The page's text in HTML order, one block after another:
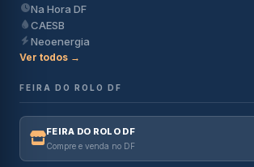
Na Hora DF
CAESB
Neoenergia
Ver todos →
FEIRA DO ROLO DF
FEIRA DO ROLO DF
Compre e venda no DF